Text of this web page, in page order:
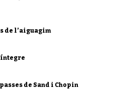
de l’aiguagim
íntegre
de Sand i Chopin